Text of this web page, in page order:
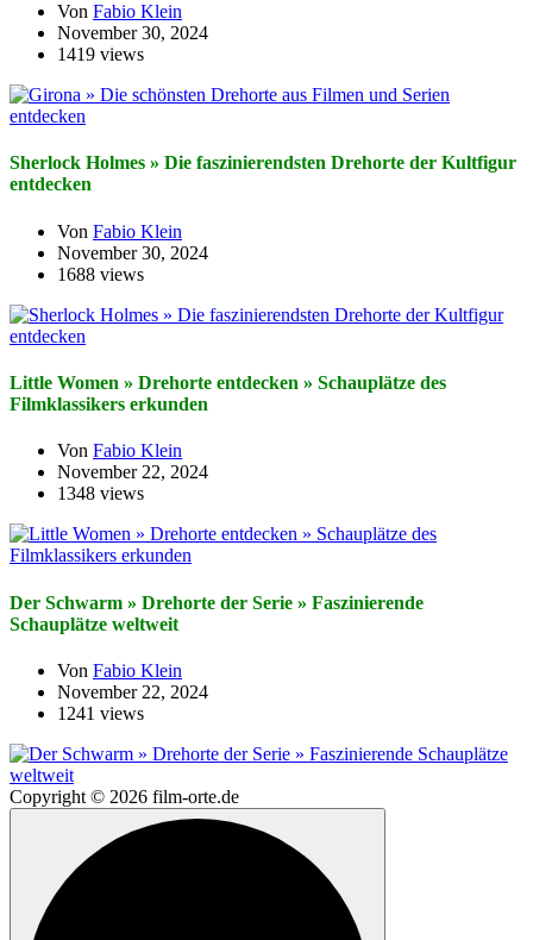
Von Fabio Klein
November 30, 2024
1419 views
Sherlock Holmes » Die faszinierendsten Drehorte der Kultfigur
entdecken
Von Fabio Klein
November 30, 2024
1688 views
Little Women » Drehorte entdecken » Schauplätze des
Filmklassikers erkunden
Von Fabio Klein
November 22, 2024
1348 views
Der Schwarm » Drehorte der Serie » Faszinierende
Schauplätze weltweit
Von Fabio Klein
November 22, 2024
1241 views
Copyright © 2026 film-orte.de